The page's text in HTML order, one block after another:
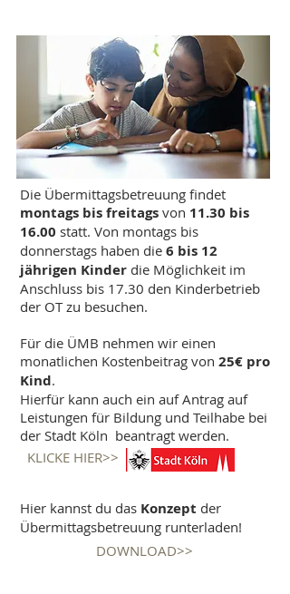
Die Übermittagsbetreuung findet
montags bis freitags von 11.30 bis
16.00 statt. Von montags bis
donnerstags haben die 6 bis 12
jährigen Kinder die Möglichkeit im
Anschluss bis 17.30 den Kinderbetrieb
der OT zu besuchen.
Für die ÜMB nehmen wir einen
monatlichen Kostenbeitrag von 25€ pro
Kind.
Hierfür kann auch ein auf Antrag auf
Leistungen für Bildung und Teilhabe bei
der Stadt Köln beantragt werden.
Hier kannst du das Konzept der
Übermittagsbetreuung runterladen!
DOWNLOAD>>
KLICKE HIER>>